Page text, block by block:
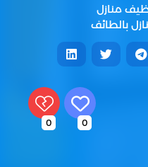
منازل
بالطائف
0
0